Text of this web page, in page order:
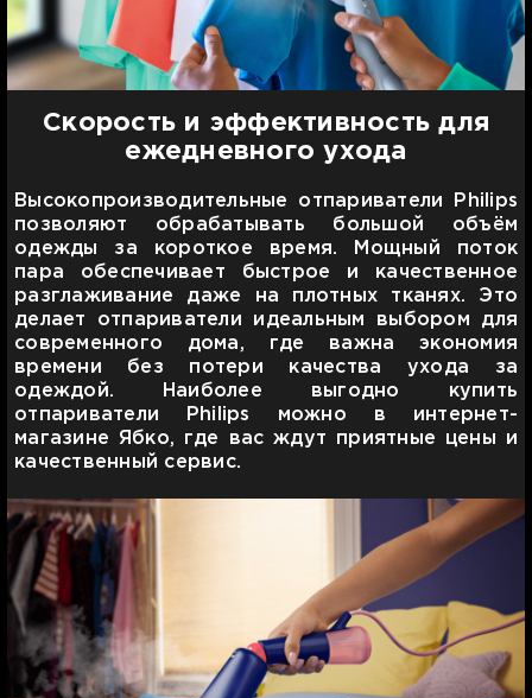
Скорость и эффективность для
ежедневного ухода
Высокопроизводительные отпариватели Philips
позволяют обрабатывать большой объём
одежды за короткое время. Мощный поток
пара обеспечивает быстрое и качественное
разглаживание даже на плотных тканях. Это
делает отпариватели идеальным выбором для
современного дома, где важна экономия
времени без потери качества ухода за
одеждой. Наиболее выгодно купить
отпариватели Philips можно в интернет-
магазине Ябко, где вас ждут приятные цены и
качественный сервис.